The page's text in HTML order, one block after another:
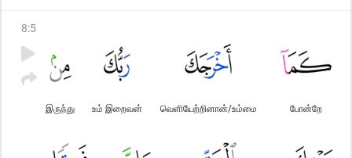
8:5
போன்றே
வெளியேற்றினான்/உம்மை
உம் இறைவன்
இருந்து